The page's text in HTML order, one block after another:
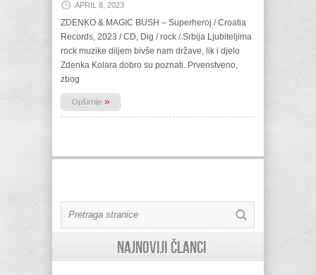
APRIL 8, 2023
ZDENKO & MAGIC BUSH – Superheroj / Croatia
Records, 2023 / CD, Dig / rock / Srbija Ljubiteljima
rock muzike diljem bivše nam države, lik i djelo
Zdenka Kolara dobro su poznati. Prvenstveno,
zbog
Opširnije »
Najnoviji članci